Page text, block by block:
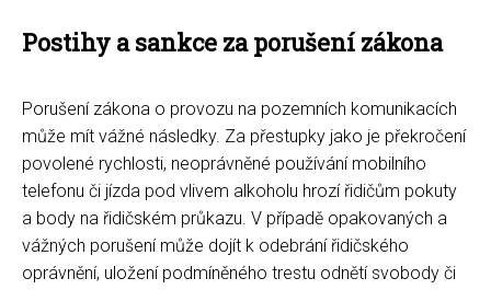
Postihy a sankce za porušení zákona
Porušení zákona o provozu na pozemních komunikacích
může mít vážné následky. Za přestupky jako je překročení
povolené rychlosti, neoprávněné používání mobilního
telefonu či jízda pod vlivem alkoholu hrozí řidičům pokuty
a body na řidičském průkazu. V případě opakovaných a
vážných porušení může dojít k odebrání řidičského
oprávnění, uložení podmíněného trestu odnětí svobody či